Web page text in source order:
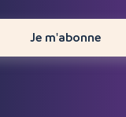
Je m'abonne